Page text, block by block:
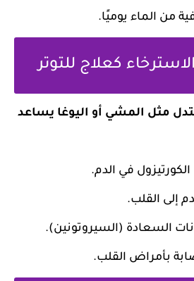
من الماء يوميًا.
كعلاج للتوتر
مثل المشي أو اليوغا يساعد
في الدم.
إلى القلب.
السعادة (السيروتونين).
بأمراض القلب.